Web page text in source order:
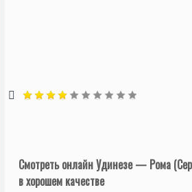
Смотреть онлайн Удинезе — Рома
в хорошем качестве